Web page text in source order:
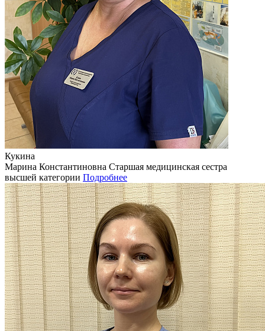
Кукина
Марина Константиновна Старшая медицинская сестра
высшей категории Подробнее